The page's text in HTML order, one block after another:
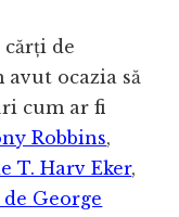
de
avut ocazia să
cum ar fi
Robbins,
T. Harv Eker,
George